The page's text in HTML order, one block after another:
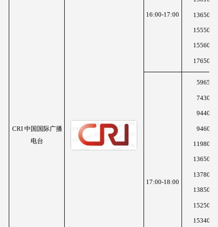
CRI 中国国际广播
电台
16:00-17:00
17:00-18:00